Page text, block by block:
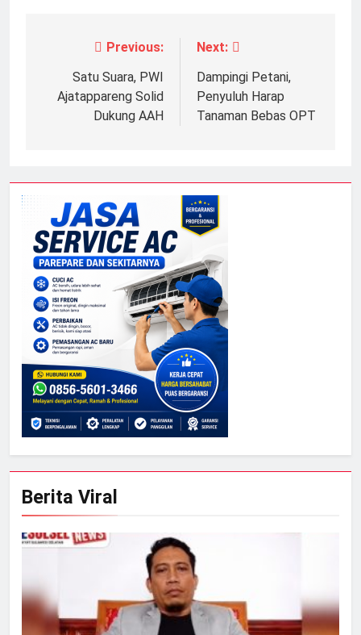
Navigasi
pos
Previous:
Satu Suara, PWI
Ajatappareng Solid
Dukung AAH
Next:
Dampingi Petani,
Penyuluh Harap
Tanaman Bebas OPT
Berita Viral